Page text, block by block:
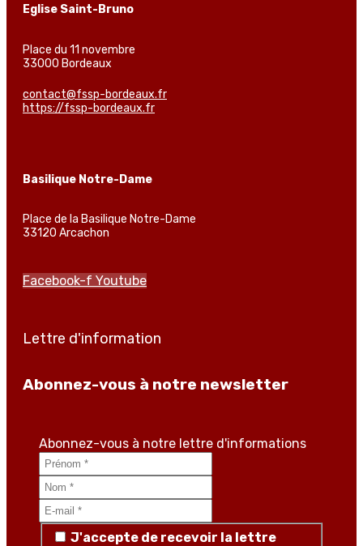
Eglise Saint-Bruno
Place du 11 novembre
33000 Bordeaux
contact@fssp-bordeaux.fr
https://fssp-bordeaux.fr
Basilique Notre-Dame
Place de la Basilique Notre-Dame
33120 Arcachon
Facebook-f Youtube
Lettre d'information
Abonnez-vous à notre newsletter
Abonnez-vous à notre lettre d'informations
J'accepte de recevoir la lettre